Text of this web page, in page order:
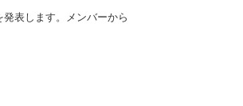
表します。メンバーから